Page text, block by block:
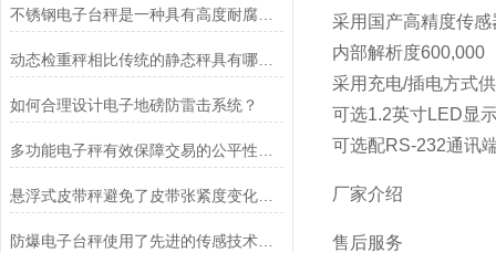
不锈钢电子台秤是一种具有高度耐腐蚀性和精确称重能力的设备
动态检重秤相比传统的静态秤具有哪些应用优势
如何合理设计电子地磅防雷击系统？
悬浮式皮带秤避免了皮带张紧度变化对计量精度的影响
防爆电子台秤使用了先进的传感技术和数据处理算法
采用国产高精度传
内部解析度600,000
采用充电/插电方式
可选1.2英寸LED显
可选配RS-232通讯
厂家介绍
售后服务